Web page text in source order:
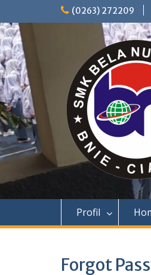
content
(0263) 272209
Profil
Forgot